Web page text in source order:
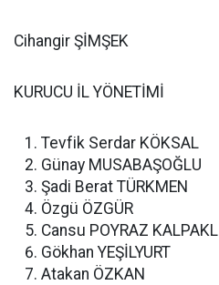
Cihangir ŞİMŞEK
KURUCU İL YÖNETİMİ
Tevfik Serdar KÖKSAL
Günay MUSABAŞOĞLU
Şadi Berat TÜRKMEN
Özgü ÖZGÜR
Cansu POYRAZ KALPAKLI
Gökhan YEŞİLYURT
Atakan ÖZKAN